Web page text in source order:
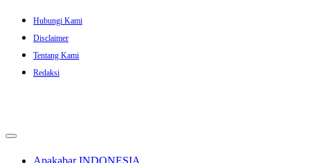
Skip
content
Hubungi Kami
Disclaimer
Tentang Kami
Redaksi